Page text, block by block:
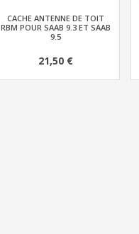
CACHE ANTENNE DE TOIT
RBM POUR SAAB 9.3 ET SAAB
9.5
21,50 €